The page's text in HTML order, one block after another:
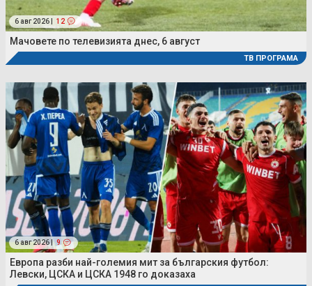
6 авг 2026 | 12
Мачовете по телевизията днес, 6 август
ТВ ПРОГРАМА
6 авг 2026 | 9
Европа разби най-големия мит за българския футбол:
Левски, ЦСКА и ЦСКА 1948 го доказаха